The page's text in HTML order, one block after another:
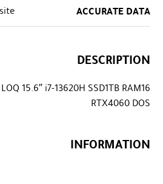
ACCURATE DATA
DESCRIPTION
15.6″ i7-13620H SSD1TB RAM16
RTX4060 DOS
INFORMATION